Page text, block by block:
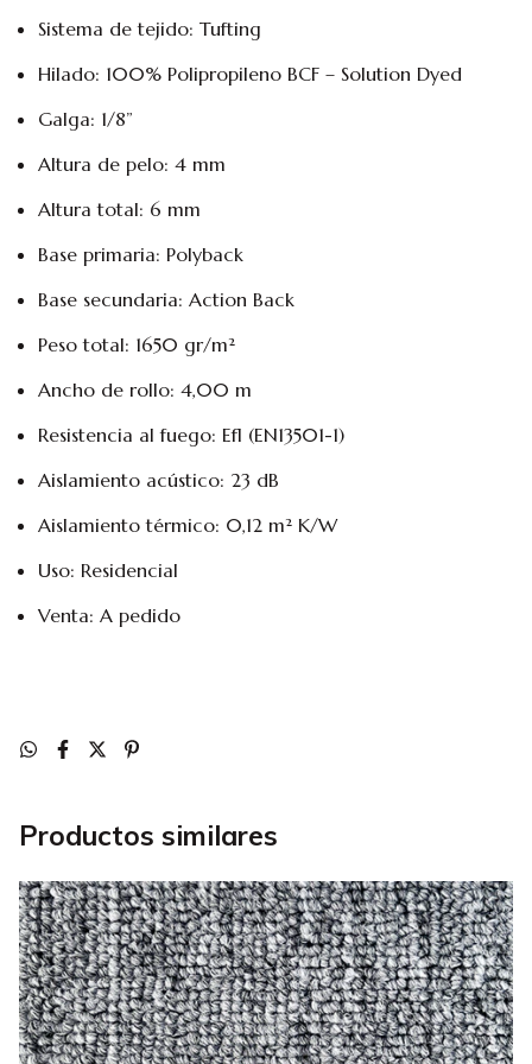
Sistema de tejido: Tufting
Hilado: 100% Polipropileno BCF – Solution Dyed
Galga: 1/8”
Altura de pelo: 4 mm
Altura total: 6 mm
Base primaria: Polyback
Base secundaria: Action Back
Peso total: 1650 gr/m²
Ancho de rollo: 4,00 m
Resistencia al fuego: Efl (EN13501-1)
Aislamiento acústico: 23 dB
Aislamiento térmico: 0,12 m² K/W
Uso: Residencial
Venta: A pedido
Productos similares